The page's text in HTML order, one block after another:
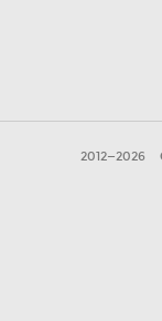
2012—2026